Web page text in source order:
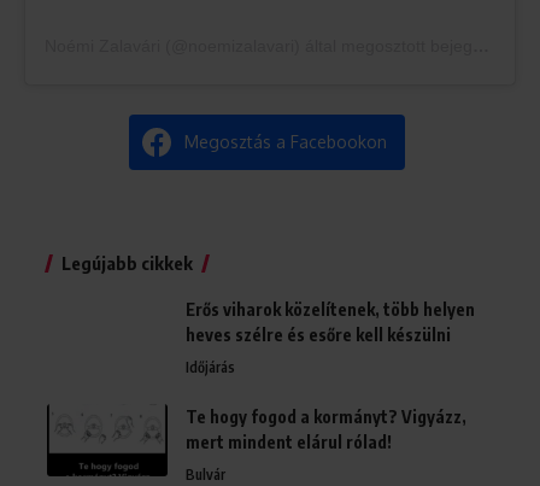
Megosztás a Facebookon
Legújabb cikkek
Erős viharok közelítenek, több helyen
heves szélre és esőre kell készülni
Időjárás
Te hogy fogod a kormányt? Vigyázz,
mert mindent elárul rólad!
Bulvár